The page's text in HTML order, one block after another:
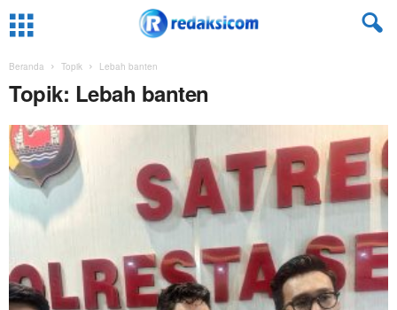
Beranda Topik Lebah banten
Topik: Lebah banten